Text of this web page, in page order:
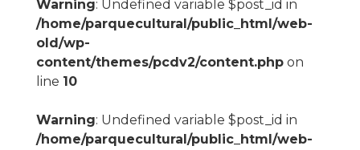
Warning: Undefined variable $post_id in
/home/parquecultural/public_html/web-
old/wp-
content/themes/pcdv2/content.phpon
line 10
Warning: Undefined variable $post_id in
/home/parquecultural/public_html/web-